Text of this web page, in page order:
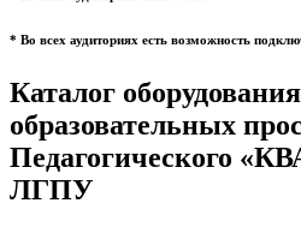
* Во всех аудиториях есть возможность
Каталог оборудования
образовательных
Педагогического
ЛГПУ